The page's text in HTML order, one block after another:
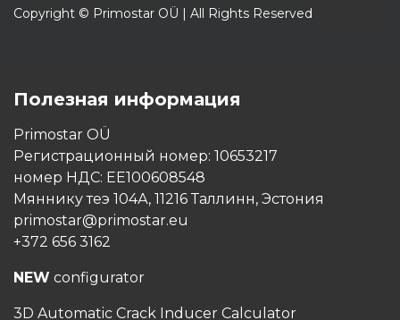
Copyright © Primostar OÜ | All Rights Reserved
Полезная информация
Primostar OÜ
Регистрационный номер: 10653217
номер НДС: EE100608548
Мяннику теэ 104А, 11216 Таллинн, Эстония
primostar@primostar.eu
+372 656 3162
NEW configurator
3D Automatic Crack Inducer Calculator